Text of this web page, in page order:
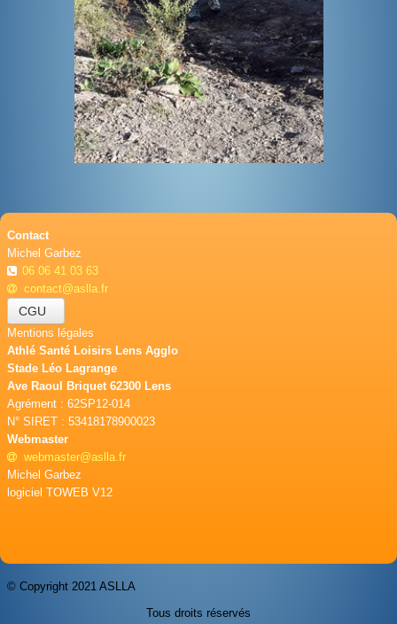
Contact
Michel Garbez
06 06 41 03 63
contact@aslla.fr
CGU
Mentions légales
Athlé Santé Loisirs Lens Agglo
Stade Léo Lagrange
Ave Raoul Briquet 62300 Lens
Agrément : 62SP12-014
N° SIRET : 53418178900023
Webmaster
webmaster@aslla.fr
Michel Garbez
logiciel TOWEB V12
© Copyright 2021 ASLLA
Tous droits réservés